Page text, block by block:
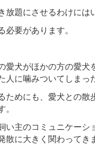
題にさせるわけには
要があります。
愛犬がほかの方の愛犬
人に噛みついてしまっ
ためにも、愛犬との散
い主のコミュニケーシ
散に大きく関わってき